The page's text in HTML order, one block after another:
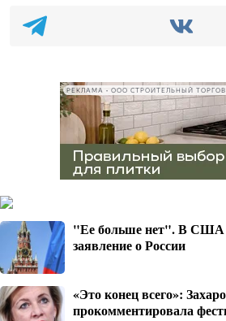
"Ее больше нет". В США
заявление о России
«Это конец всего»:
прокомментировала